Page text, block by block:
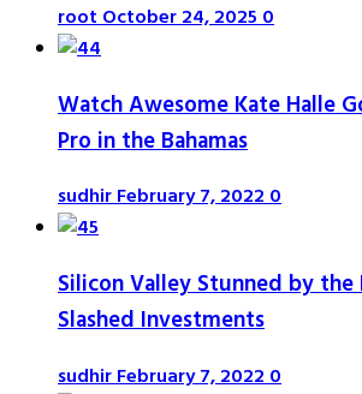
rootOctober 24, 20250
Watch Awesome Kate Halle
Pro in the Bahamas
sudhirFebruary 7, 20220
Silicon Valley Stunned by the
Slashed Investments
sudhirFebruary 7, 20220